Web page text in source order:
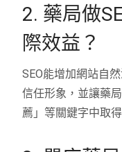
2. 藥局做
際效益？
SEO能增加網站自
信任形象，並讓藥
薦」等關鍵字中取